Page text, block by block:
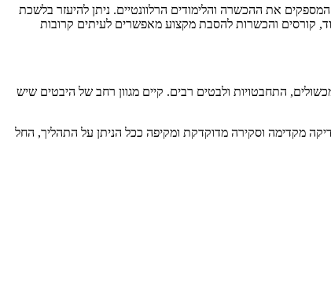
את ההכשרה והלימודים הרלוונטיים. ניתן להיעזר בלשכת
קורסים והכשרות להסבת מקצוע מאפשרים לעיתים קרובות
התחבטויות ולבטים רבים. קיים מגוון רחב של היבטים שיש
מקדימה וסקירה מדוקדקת ומקיפה ככל הניתן על התהליך, החל